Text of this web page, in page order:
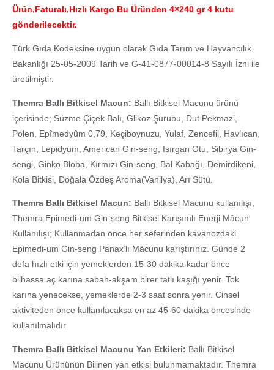
Ürün,Faturalı,Hızlı Kargo Bu Üründen 4×240 gr 4 kutu
gönderilecektir.
Türk Gıda Kodeksine uygun olarak Gıda Tarım ve Hayvancılık
Bakanlığı 25-05-2009 Tarih ve G-41-0877-00014-8 Sayılı İzni ile
üretilmiştir.
Themra Ballı Bitkisel Macun: Ballı Bitkisel Macunu ürünü
içerisinde; Süzme Çiçek Balı, Glikoz Şurubu, Dut Pekmazi,
Polen, Epîmedyûm 0,79, Keçiboynuzu, Yulaf, Zencefil, Havlıcan,
Tarçın, Lepidyum, American Gin-seng, Isırgan Otu, Sibirya Gin-
sengi, Ginko Bloba, Kırmızı Gin-seng, Bal Kabağı, Demirdikeni,
Kola Bitkisi, Doğala Özdeş Aroma(Vanilya), Arı Sütü.
Themra Ballı Bitkisel Macun: Ballı Bitkisel Macunu kullanılışı;
Themra Epimedi-um Gin-seng Bitkisel Karışımlı Enerji Mâcun
Kullanılışı; Kullanmadan önce her seferinden kavanozdaki
Epimedi-um Gin-seng Panax’lı Mâcunu karıştırınız. Günde 2
defa hızlı etki için yemeklerden 15-30 dakika kadar önce
bilhassa aç karına sabah-akşam birer tatlı kaşığı yenir. Tok
karına yenecekse, yemeklerde 2-3 saat sonra yenir. Cinsel
aktiviteden önce kullanılacaksa en az 45-60 dakika öncesinde
kullanılmalıdır
Themra Ballı Bitkisel Macunu Yan Etkileri: Ballı Bitkisel
Macunu Ürününün Bilinen yan etkisi bulunmamaktadır. Themra